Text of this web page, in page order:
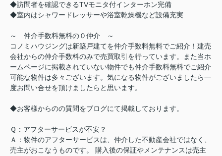
◆訪問者を確認できるTVモニタ付インターホン完備
◆室内はシャワードレッサーや浴室乾燥機など設備充実
～ 仲介手数料無料の０仲介 ～
コノミハウジングは新築戸建てを仲介手数料無料でご紹介！建売
会社からの仲介手数料のみで売買取引を行っています。また当ホ
ームページに掲載されていない物件でも仲介手数料無料でご紹介
可能な物件は多々ございます。気になる物件がございましたら一
度お問い合せを頂けましたらと思います。
◆お客様からのの質問をブログにて掲載しております。
Ｑ：アフターサービスが不安？
Ａ：物件のアフターサービスは、仲介した不動産会社ではなく、
売主がおこなうものです。 購入後の保証やメンテナンスは売主